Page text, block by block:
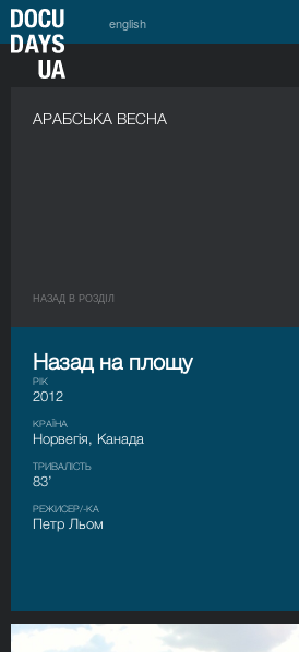
english
АРАБСЬКА ВЕСНА
НАЗАД В РОЗДIЛ
Назад на площу
РІК
2012
КРАЇНА
Норвегія, Канада
ТРИВАЛІСТЬ
83’
РЕЖИСЕР/-КА
Петр Льом